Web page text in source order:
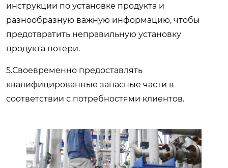
инструкции по установке продукта и
разнообразную важную информацию, чтобы
предотвратить неправильную установку
продукта потери.
5.Своевременно предоставлять
квалифицированные запасные части в
соответствии с потребностями клиентов.